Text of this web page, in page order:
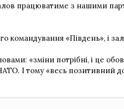
працюватиме з нашими
командування «Південь», і
«зміни потрібні, і це
І тому «весь позитивний